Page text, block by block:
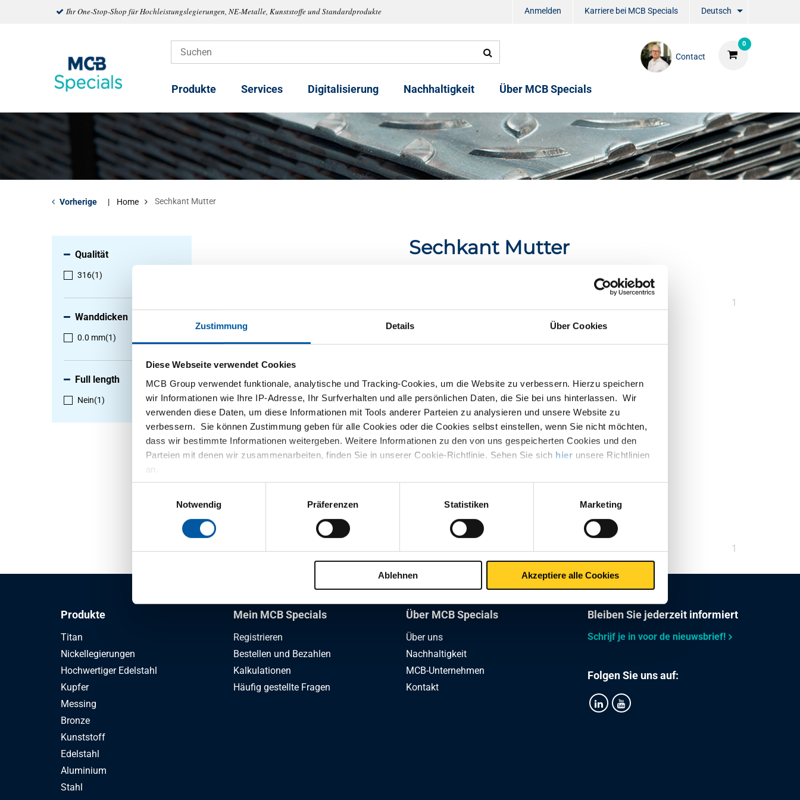
Zustimmung Details Über Cookies
Diese Webseite verwendet Cookies
MCB Group verwendet funktionale, analytische und Tracking-Cookies, um die Website zu verbessern. Hierzu speichern
wir Informationen wie Ihre IP-Adresse, Ihr Surfverhalten und alle persönlichen Daten, die Sie bei uns hinterlassen. Wir
verwenden diese Daten, um diese Informationen mit Tools anderer Parteien zu analysieren und unsere Website zu
verbessern. Sie können Zustimmung geben für alle Cookies oder die Cookies selbst einstellen, wenn Sie nicht möchten,
dass wir bestimmte Informationen weitergeben. Weitere Informationen zu den von uns gespeicherten Cookies und den
Parteien mit denen wir zusammenarbeiten, finden Sie in unserer Cookie-Richtlinie. Sehen Sie sich hier unsere Richtlinien
an.
Notwendig
Präferenzen Statistiken Marketing
Ablehnen Akzeptiere alle Cookies
Ihr One-Stop-Shop für Hochleistungslegierungen, NE-Metalle, Kunststoffe und Standardprodukte Anmelden Karriere bei MCB Specials Deutsch
0
Contact
Produkte Services Digitalisierung Nachhaltigkeit Über MCB Specials
Vorherige Home Sechkant Mutter
Qualität
316(1)
Wanddicken
0.0 mm(1)
Full length
Nein(1)
Sechkant Mutter
Sie
1
Rostfrei St AISI 316
1.4401 Mutter BSP
1-1von1
Sie
1
Produkte
Titan
Nickellegierungen
Hochwertiger Edelstahl
Kupfer
Messing
Bronze
Kunststoff
Edelstahl
Aluminium
Stahl
Mein MCB Specials
Registrieren
Bestellen und Bezahlen
Kalkulationen
Häufig gestellte Fragen
Über MCB Specials
Über uns
Nachhaltigkeit
MCB-Unternehmen
Kontakt
Bleiben Sie jederzeit informiert
Schrijf je in voor de nieuwsbrief!
Folgen Sie uns auf: